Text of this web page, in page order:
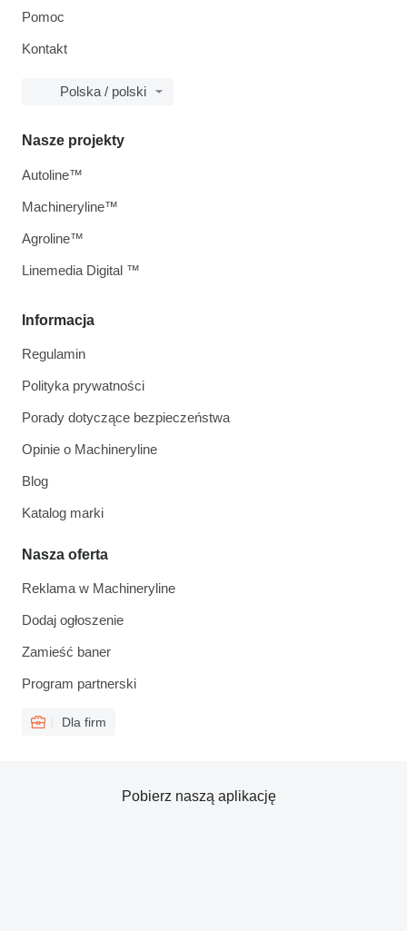
Pomoc
Kontakt
Polska / polski
Informacja
Regulamin
Polityka prywatności
Porady dotyczące bezpieczeństwa
Opinie o Machineryline
Blog
Katalog marki
Nasza oferta
Reklama w Machineryline
Dodaj ogłoszenie
Zamieść baner
Program partnerski
Dla firm
Nasze projekty
Autoline™
Machineryline™
Agroline™
Linemedia Digital ™
Pobierz naszą aplikację